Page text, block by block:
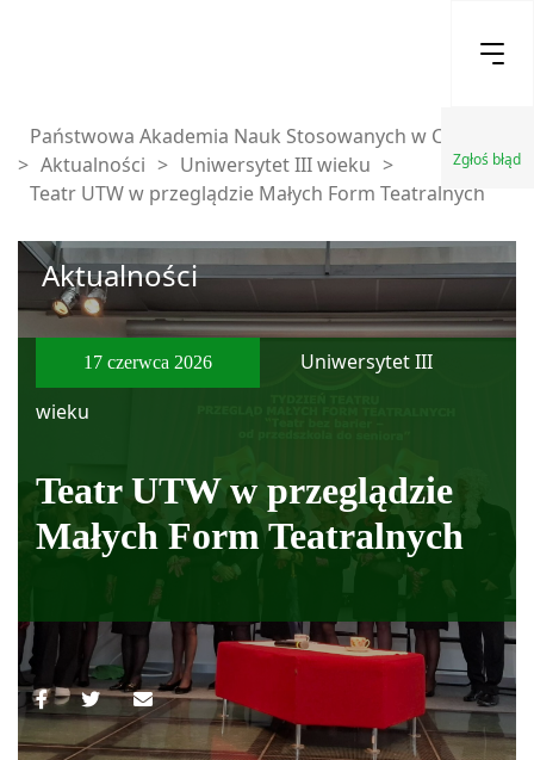
Zgłoś błąd
Państwowa Akademia Nauk Stosowanych w Chełmie
> Aktualności > Uniwersytet III wieku >
Teatr UTW w przeglądzie Małych Form Teatralnych
Aktualności
17 czerwca 2026
Uniwersytet III
wieku
Teatr UTW w przeglądzie
Małych Form Teatralnych